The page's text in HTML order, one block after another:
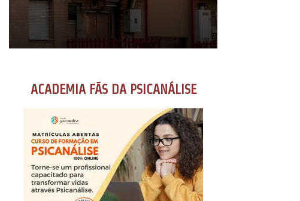
ACADEMIA FÃS DA PSICANÁLISE